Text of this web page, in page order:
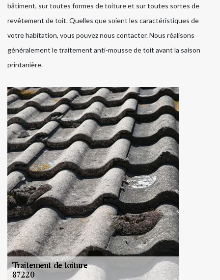
bâtiment, sur toutes formes de toiture et sur toutes sortes de
revêtement de toit. Quelles que soient les caractéristiques de
votre habitation, vous pouvez nous contacter. Nous réalisons
généralement le traitement anti-mousse de toit avant la saison
printanière.